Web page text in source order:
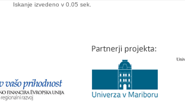
Iskanje izvedeno v 0.05 sek.